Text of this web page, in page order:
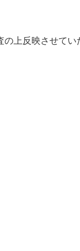
上反映させてい